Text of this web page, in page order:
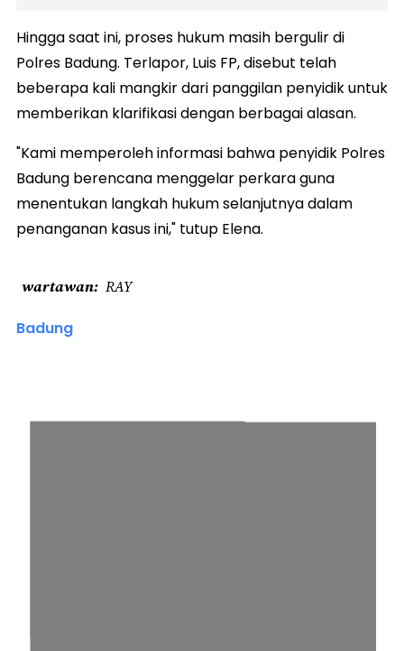
Hingga saat ini, proses hukum masih bergulir di
Polres Badung. Terlapor, Luis FP, disebut telah
beberapa kali mangkir dari panggilan penyidik untuk
memberikan klarifikasi dengan berbagai alasan.
"Kami memperoleh informasi bahwa penyidik Polres
Badung berencana menggelar perkara guna
menentukan langkah hukum selanjutnya dalam
penanganan kasus ini," tutup Elena.
wartawan RAY
Badung